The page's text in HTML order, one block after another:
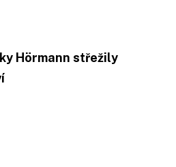
Hörmann střežily